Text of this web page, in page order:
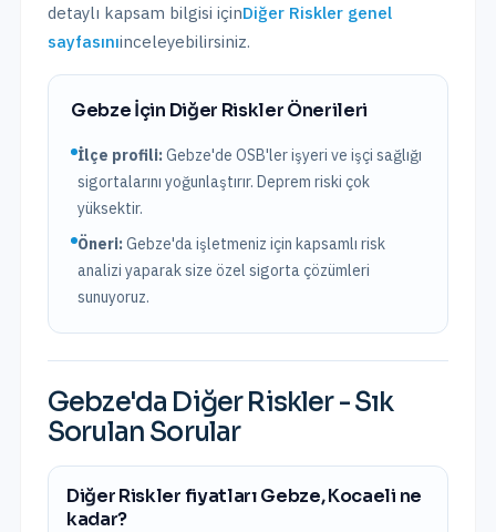
detaylı kapsam bilgisi içinDiğer Riskler genel
sayfasınıinceleyebilirsiniz.
Gebzeİçin Diğer RisklerÖnerileri
İlçe profili:Gebze'de OSB'ler işyeri ve işçi sağlığı
sigortalarını yoğunlaştırır. Deprem riski çok
yüksektir.
Öneri:Gebze'da işletmeniz için kapsamlı risk
analizi yaparak size özel sigorta çözümleri
sunuyoruz.
Gebze'da Diğer Riskler- Sık
Sorulan Sorular
Diğer Riskler fiyatları Gebze, Kocaeli ne
kadar?